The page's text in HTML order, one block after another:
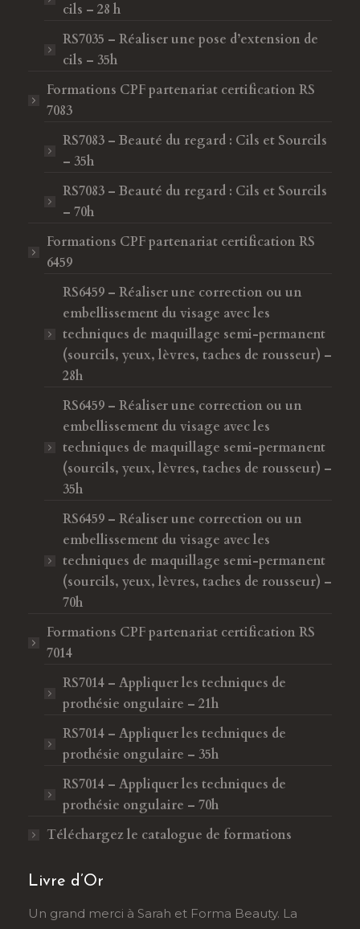
cils – 28 h
RS7035 – Réaliser une pose d’extension de
cils – 35h
Formations CPFpartenariat certification RS
7083
RS7083 – Beauté du regard : Cils et Sourcils
– 35h
RS7083 – Beauté du regard : Cils et Sourcils
– 70h
Formations CPFpartenariat certification RS
6459
RS6459 – Réaliser une correction ou un
embellissement du visage avec les
techniques de maquillage semi-permanent
(sourcils, yeux, lèvres, taches de rousseur) –
28h
RS6459 – Réaliser une correction ou un
embellissement du visage avec les
techniques de maquillage semi-permanent
(sourcils, yeux, lèvres, taches de rousseur) –
35h
RS6459 – Réaliser une correction ou un
embellissement du visage avec les
techniques de maquillage semi-permanent
(sourcils, yeux, lèvres, taches de rousseur) –
70h
Formations CPFpartenariat certification RS
7014
RS7014 – Appliquer les techniques de
prothésie ongulaire – 21h
RS7014 – Appliquer les techniques de
prothésie ongulaire – 35h
RS7014 – Appliquer les techniques de
prothésie ongulaire – 70h
Téléchargez le catalogue de formations
Livre d’Or
Un grand merci à Sarah et Forma Beauty. La